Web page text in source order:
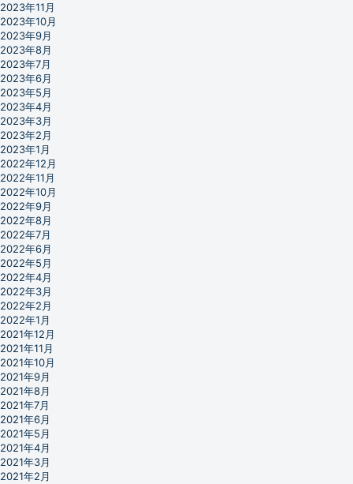
2023年11月
2023年10月
2023年9月
2023年8月
2023年7月
2023年6月
2023年5月
2023年4月
2023年3月
2023年2月
2023年1月
2022年12月
2022年11月
2022年10月
2022年9月
2022年8月
2022年7月
2022年6月
2022年5月
2022年4月
2022年3月
2022年2月
2022年1月
2021年12月
2021年11月
2021年10月
2021年9月
2021年8月
2021年7月
2021年6月
2021年5月
2021年4月
2021年3月
2021年2月